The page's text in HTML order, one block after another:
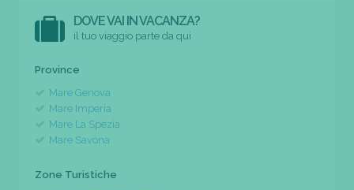
DOVE VAI IN VACANZA?
il tuo viaggio parte da qui
Province
Mare Genova
Mare Imperia
Mare La Spezia
Mare Savona
Zone Turistiche